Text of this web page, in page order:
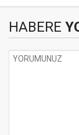
HABERE